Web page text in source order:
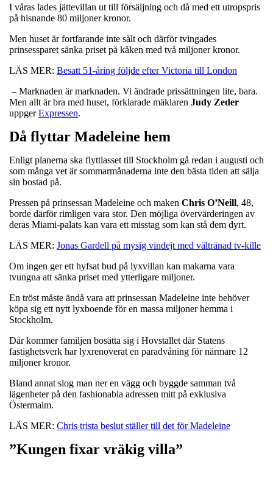
I våras lades jättevillan ut till försäljning och då med ett utropspris
på hisnande 80 miljoner kronor.
Men huset är fortfarande inte sålt och därför tvingades
prinsessparet sänka priset på kåken med två miljoner kronor.
LÄS MER: Besatt 51-åring följde efter Victoria till London
– Marknaden är marknaden. Vi ändrade prissättningen lite, bara.
Men allt är bra med huset, förklarade mäklaren Judy Zeder
uppgerExpressen.
Då flyttar Madeleine hem
Enligt planerna ska flyttlasset till Stockholm gå redan i augusti och
som många vet är sommarmånaderna inte den bästa tiden att sälja
sin bostad på.
Pressen på prinsessan Madeleine och maken Chris O’Neill, 48,
borde därför rimligen vara stor. Den möjliga övervärderingen av
deras Miami-palats kan vara ett misstag som kan stå dem dyrt.
LÄS MER: Jonas Gardell på mysig vindejt med vältränad tv-kille
Om ingen ger ett hyfsat bud på lyxvillan kan makarna vara
tvungna att sänka priset med ytterligare miljoner.
En tröst måste ändå vara att prinsessan Madeleine inte behöver
köpa sig ett nytt lyxboende för en massa miljoner hemma i
Stockholm.
Där kommer familjen bosätta sig i Hovstallet där Statens
fastighetsverk har lyxrenoverat en paradvåning för närmare 12
miljoner kronor.
Bland annat slog man ner en vägg och byggde samman två
lägenheter på den fashionabla adressen mitt på exklusiva
Östermalm.
LÄS MER: Chris trista beslut ställer till det för Madeleine
”Kungen fixar vräkig villa”